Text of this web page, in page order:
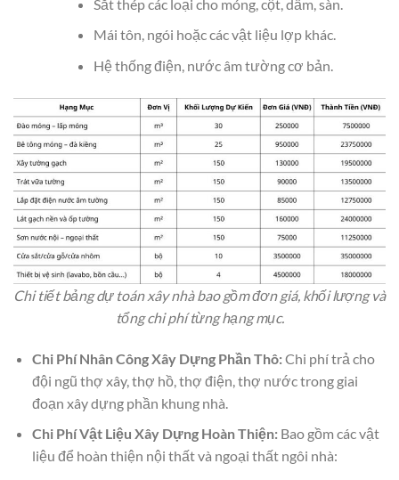
Sắt thép các loại cho móng, cột, dầm, sàn.
Mái tôn, ngói hoặc các vật liệu lợp khác.
Hệ thống điện, nước âm tường cơ bản.
Chi tiết bảng dự toán xây nhà bao gồm đơn giá, khối lượng và
tổng chi phí từng hạng mục.
Chi Phí Nhân Công Xây Dựng Phần Thô:Chi phí trả cho
đội ngũ thợ xây, thợ hồ, thợ điện, thợ nước trong giai
đoạn xây dựng phần khung nhà.
Chi Phí Vật Liệu Xây Dựng Hoàn Thiện:Bao gồm các vật
liệu để hoàn thiện nội thất và ngoại thất ngôi nhà: